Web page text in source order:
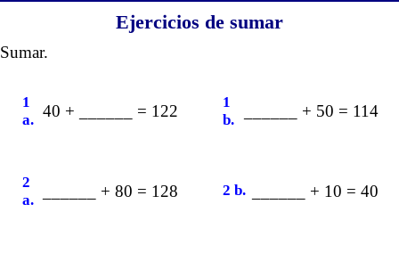
Ejercicios de sumar
Sumar.
1
a. 40 + ______ = 122
1
b.
______ + 50 = 114
2
a.
______ + 80 = 128 2 b. ______ + 10 = 40